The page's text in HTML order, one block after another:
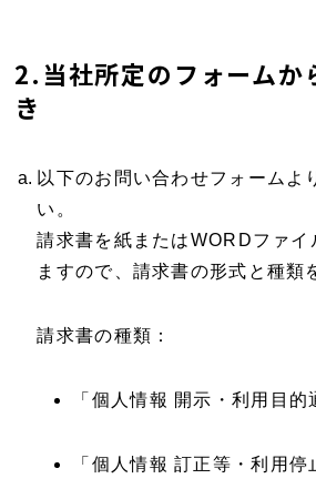
2.当社所定のフォームか
き
以下のお問い合わせフォームよ
い。
請求書を紙またはWORDファイ
ますので、請求書の形式と種類
請求書の種類：
「個人情報 開示・利用目的
「個人情報 訂正等・利用停